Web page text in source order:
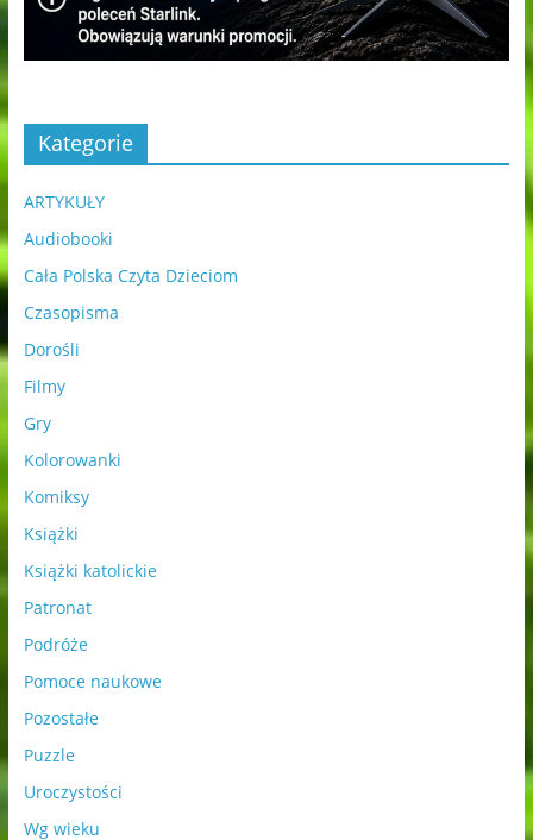
Kategorie
ARTYKUŁY
Audiobooki
Cała Polska Czyta Dzieciom
Czasopisma
Dorośli
Filmy
Gry
Kolorowanki
Komiksy
Książki
Książki katolickie
Patronat
Podróże
Pomoce naukowe
Pozostałe
Puzzle
Uroczystości
Wg wieku